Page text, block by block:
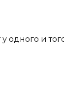
одного и